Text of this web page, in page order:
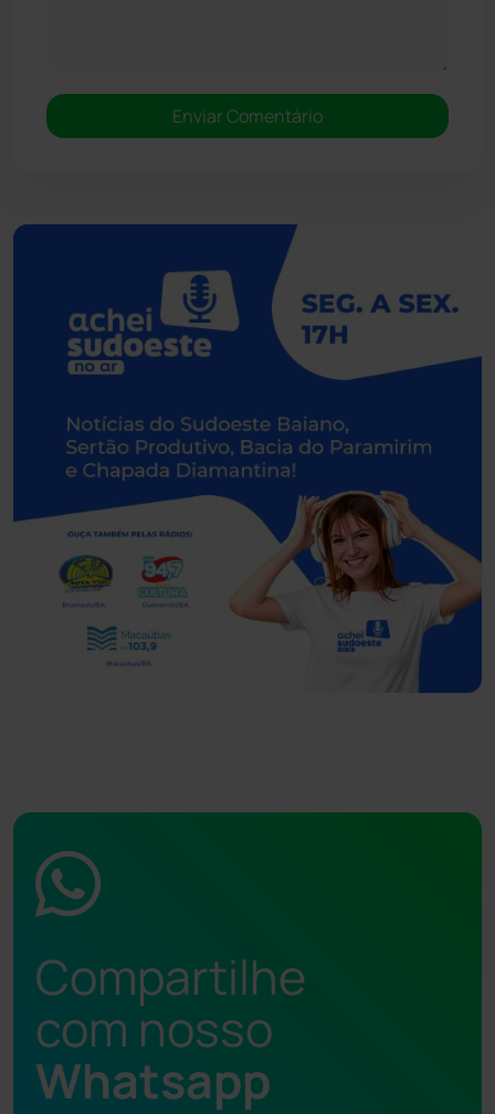
Compartilhe
com nosso
Whatsapp